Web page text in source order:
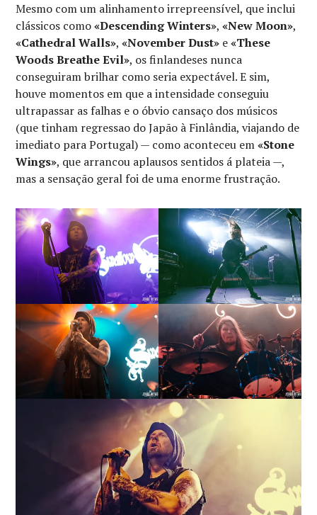
Mesmo com um alinhamento irrepreensível, que inclui
clássicos como«Descending Winters»,«New Moon»,
«Cathedral Walls»,«November Dust» e«These
Woods Breathe Evil», os finlandeses nunca
conseguiram brilhar como seria expectável. E sim,
houve momentos em que a intensidade conseguiu
ultrapassar as falhas e o óbvio cansaço dos músicos
(que tinham regressao do Japão à Finlândia, viajando de
imediato para Portugal) — como aconteceu em«Stone
Wings», que arrancou aplausos sentidos á plateia —,
mas a sensação geral foi de uma enorme frustração.